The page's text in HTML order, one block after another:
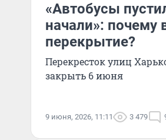
«Автобусы
начали»:
перекрытие?
Перекресток улиц
закрыть 6 июня
9 июня, 2026, 11:11 3 479